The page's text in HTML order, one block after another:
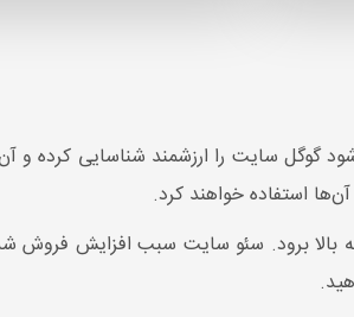
شده در
15000 کلمه
◀ تعداد کلمات کلیدی سئو
12ماه:
10عدد
گوگل سایت را ارزشمند شناسایی کرده و
استفاده خواهند کرد.
بالا برود. سئو سایت سبب افزایش فروش